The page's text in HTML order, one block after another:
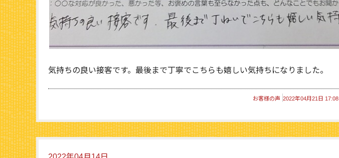
気持ちの良い接客です。最後まで丁寧でこちらも嬉しい気持ちになりました。
お客様の声 2022年04月21日 17:08